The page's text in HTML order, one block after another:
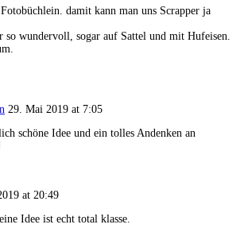
damit kann man uns Scrapper ja
so wundervoll, sogar auf Sattel und mit Hufeisen.
29. Mai 2019 at 7:05
schöne Idee und ein tolles Andenken an
at 20:49
Idee ist echt total klasse.